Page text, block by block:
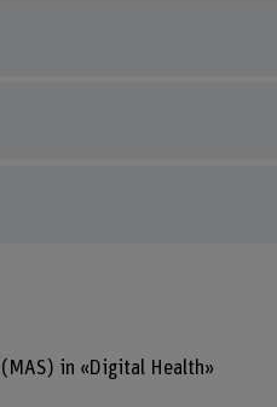
in «Digital Health»